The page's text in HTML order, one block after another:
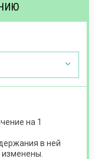
на 1
в ней